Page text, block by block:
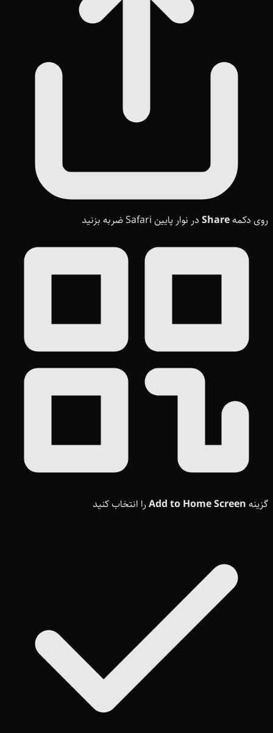
روی دکمهShare در نوار پایین Safari ضربه بزنید
گزینه Add to Home Screenرا انتخاب کنید